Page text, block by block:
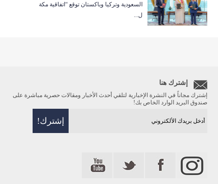
السعودية وتركيا وباكستان توقع “اتفاقية مكة
ل...
إشترك هنا
إشترك مجاناً في النشرة الإخبارية لتلقي أحدث الأخبار ومقالات حصرية مباشرة على
صندوق البريد الوارد الخاص بك!